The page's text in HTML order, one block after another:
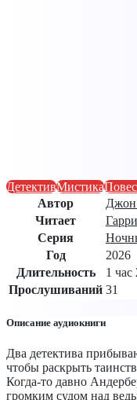
ДетективМистика
Автор
Джон
Читает
Серия
Год
2026
Длительность
1
Прослушиваний 31
Описание аудиокниги
Два детектива
чтобы раскрыть
Когда-то давно
громким судом над